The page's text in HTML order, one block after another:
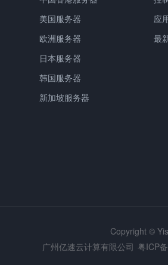
美国服务器
欧洲服务器
日本服务器
韩国服务器
新加坡服务器
应
最
Copyright ©
广州亿速云计算有限公司 粤ICP